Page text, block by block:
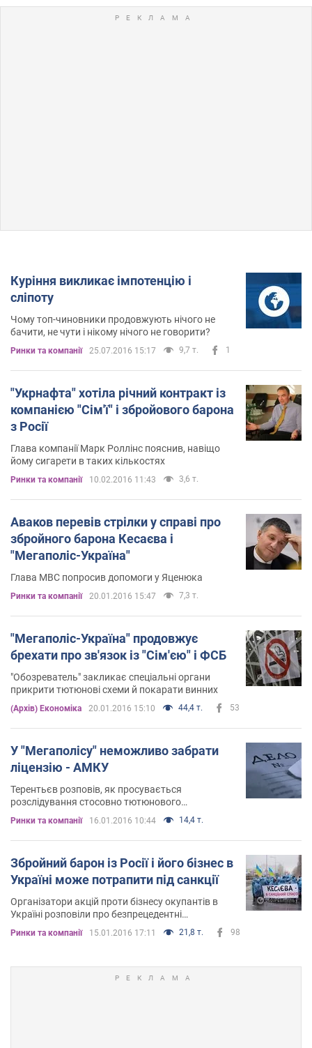
Куріння викликає імпотенцію і
сліпоту
Чому топ-чиновники продовжують нічого не
бачити, не чути і нікому нічого не говорити?
Ринки та компанії 25.07.2016 15:17 9,7 т. 1
"Укрнафта" хотіла річний контракт із
компанією "Сім'ї" і збройового барона
з Росії
Глава компанії Марк Роллінс пояснив, навіщо
йому сигарети в таких кількостях
Ринки та компанії 10.02.2016 11:43 3,6 т.
Аваков перевів стрілки у справі про
збройного барона Кесаєва і
"Мегаполіс-Україна"
Глава МВС попросив допомоги у Яценюка
Ринки та компанії 20.01.2016 15:47 7,3 т.
"Мегаполіс-Україна" продовжує
брехати про зв'язок із "Сім'єю" і ФСБ
"Обозреватель" закликає спеціальні органи
прикрити тютюнові схеми й покарати винних
(Архів) Економіка 20.01.2016 15:10 44,4 т. 53
У "Мегаполісу" неможливо забрати
ліцензію - АМКУ
Терентьєв розповів, як просувається
розслідування стосовно тютюнового
Ринки та компанії 16.01.2016 10:44 14,4 т.
Збройний барон із Росії і його бізнес в
Україні може потрапити під санкції
Організатори акцій проти бізнесу окупантів в
Україні розповіли про безпрецедентні
результати переговорів
Ринки та компанії 15.01.2016 17:11 21,8 т. 98